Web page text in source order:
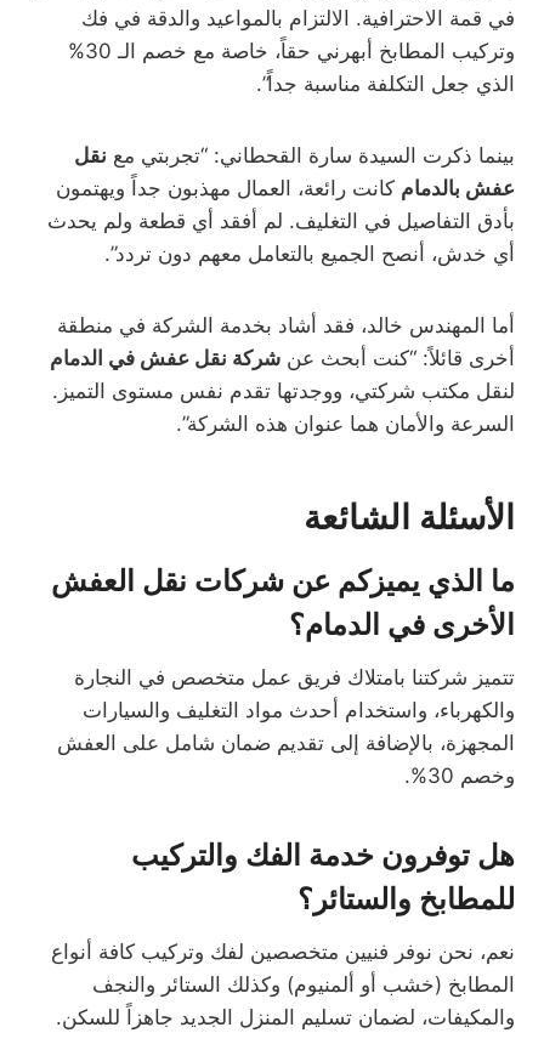
في قمة الاحترافية. الالتزام بالمواعيد والدقة في فك
وتركيب المطابخ أبهرني حقاً، خاصة مع خصم الـ 30%
الذي جعل التكلفة مناسبة جداً”.
بينما ذكرت السيدة سارة القحطاني: “تجربتي مع نقل
عفش بالدمام كانت رائعة، العمال مهذبون جداً ويهتمون
بأدق التفاصيل في التغليف. لم أفقد أي قطعة ولم يحدث
أي خدش، أنصح الجميع بالتعامل معهم دون تردد”.
أما المهندس خالد، فقد أشاد بخدمة الشركة في منطقة
أخرى قائلاً: “كنت أبحث عن شركة نقل عفش في الدمام
لنقل مكتب شركتي، ووجدتها تقدم نفس مستوى التميز.
السرعة والأمان هما عنوان هذه الشركة”.
الأسئلة الشائعة
ما الذي يميزكم عن شركات نقل العفش
الأخرى في الدمام؟
تتميز شركتنا بامتلاك فريق عمل متخصص في النجارة
والكهرباء، واستخدام أحدث مواد التغليف والسيارات
المجهزة، بالإضافة إلى تقديم ضمان شامل على العفش
وخصم 30%.
هل توفرون خدمة الفك والتركيب
للمطابخ والستائر؟
نعم، نحن نوفر فنيين متخصصين لفك وتركيب كافة أنواع
المطابخ (خشب أو ألمنيوم) وكذلك الستائر والنجف
والمكيفات، لضمان تسليم المنزل الجديد جاهزاً للسكن.